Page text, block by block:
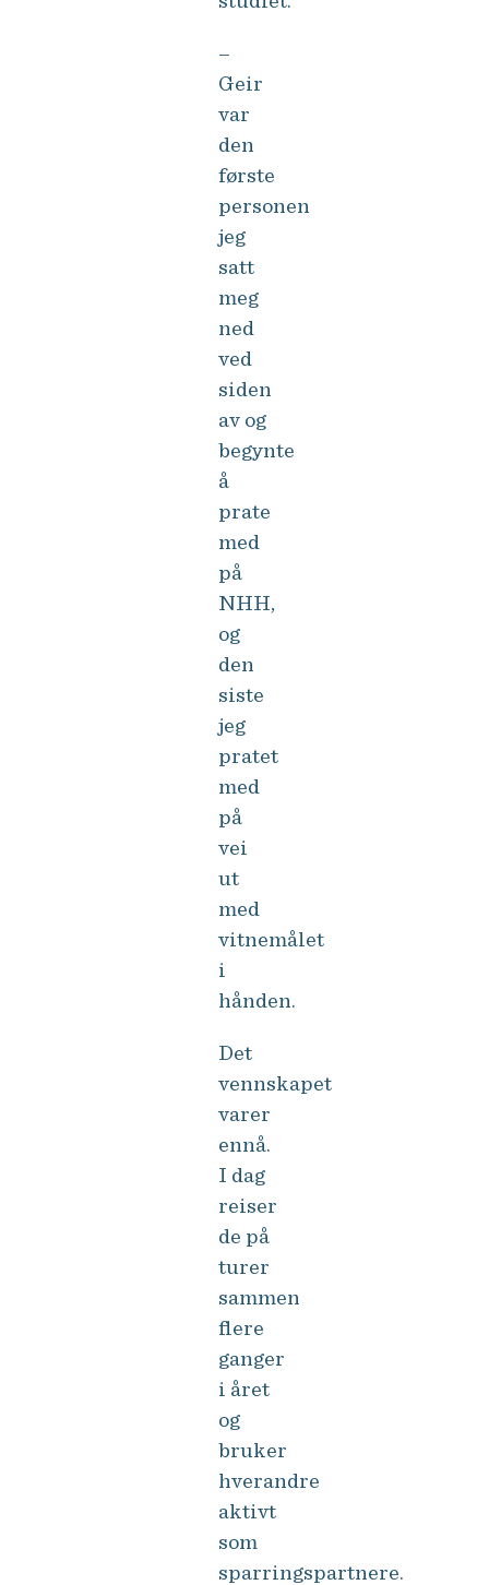
–
Geir
var
den
første
personen
jeg
satt
meg
ned
ved
siden
av og
begynte
å
prate
med
på
NHH,
og
den
siste
jeg
pratet
med
på
vei
ut
med
vitnemålet
i
hånden.
Det
vennskapet
varer
ennå.
I dag
reiser
de på
turer
sammen
flere
ganger
i året
og
bruker
hverandre
aktivt
som
sparringspartnere.